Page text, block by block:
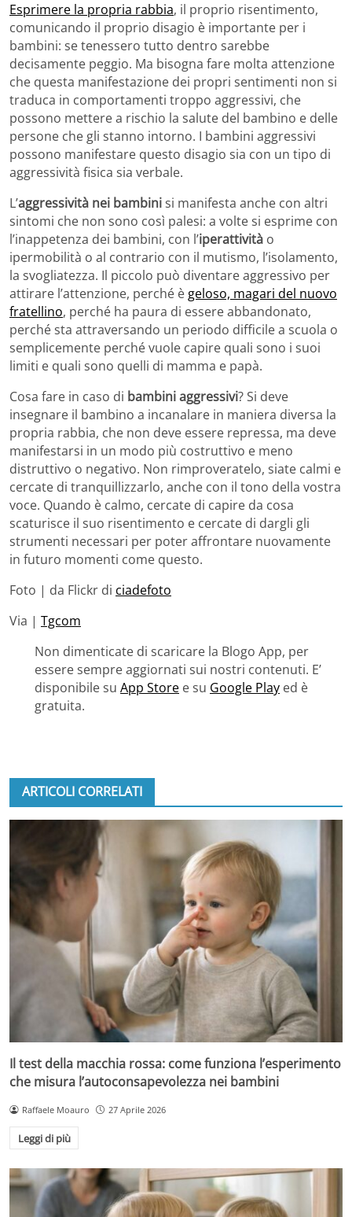
Esprimere la propria rabbia, il proprio risentimento,
comunicando il proprio disagio è importante per i
bambini: se tenessero tutto dentro sarebbe
decisamente peggio. Ma bisogna fare molta attenzione
che questa manifestazione dei propri sentimenti non si
traduca in comportamenti troppo aggressivi, che
possono mettere a rischio la salute del bambino e delle
persone che gli stanno intorno. I bambini aggressivi
possono manifestare questo disagio sia con un tipo di
aggressività fisica sia verbale.
L’aggressività nei bambinisi manifesta anche con altri
sintomi che non sono così palesi: a volte si esprime con
l’inappetenza dei bambini, con l’iperattività o
ipermobilità o al contrario con il mutismo, l’isolamento,
la svogliatezza. Il piccolo può diventare aggressivo per
attirare l’attenzione, perché è geloso, magari del nuovo
fratellino, perché ha paura di essere abbandonato,
perché sta attraversando un periodo difficile a scuola o
semplicemente perché vuole capire quali sono i suoi
limiti e quali sono quelli di mamma e papà.
Cosa fare in caso di bambini aggressivi? Si deve
insegnare il bambino a incanalare in maniera diversa la
propria rabbia, che non deve essere repressa, ma deve
manifestarsi in un modo più costruttivo e meno
distruttivo o negativo. Non rimproveratelo, siate calmi e
cercate di tranquillizzarlo, anche con il tono della vostra
voce. Quando è calmo, cercate di capire da cosa
scaturisce il suo risentimento e cercate di dargli gli
strumenti necessari per poter affrontare nuovamente
in futuro momenti come questo.
Foto | da Flickr di ciadefoto
Via | Tgcom
Non dimenticate di scaricare la Blogo App, per
essere sempre aggiornati sui nostri contenuti. E’
disponibile su App Store e su Google Play ed è
gratuita.
ARTICOLI CORRELATI
Il test della macchia rossa: come funziona l’esperimento
che misura l’autoconsapevolezza nei bambini
Raffaele Moauro 27 Aprile 2026
Leggi di più